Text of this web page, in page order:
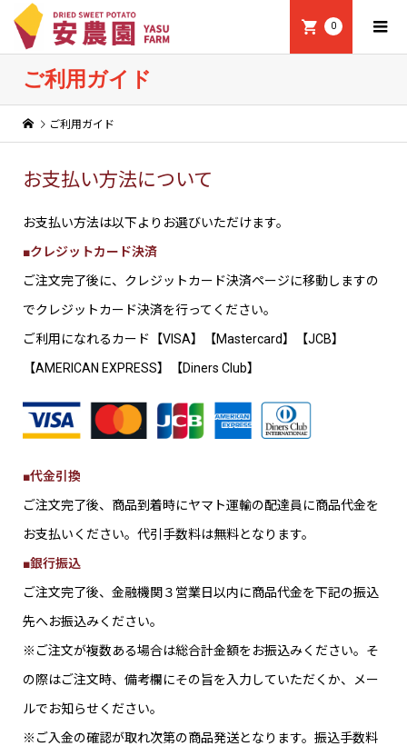
0
ご利用ガイド
ご利用ガイド
お支払い方法について
お支払い方法は以下よりお選びいただけます。
■クレジットカード決済
ご注文完了後に、クレジットカード決済ページに移動しますの
でクレジットカード決済を行ってください。
ご利用になれるカード【VISA】【Mastercard】【JCB】
【AMERICAN EXPRESS】【Diners Club】
■代金引換
ご注文完了後、商品到着時にヤマト運輸の配達員に商品代金を
お支払いください。代引手数料は無料となります。
■銀行振込
ご注文完了後、金融機関３営業日以内に商品代金を下記の振込
先へお振込みください。
※ご注文が複数ある場合は総合計金額をお振込みください。そ
の際はご注文時、備考欄にその旨を入力していただくか、メー
ルでお知らせください。
※ご入金の確認が取れ次第の商品発送となります。振込手数料